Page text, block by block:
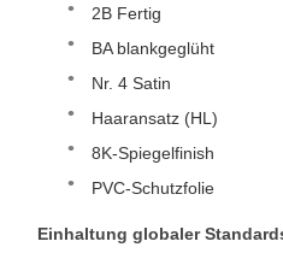
2B Fertig
BA blankgeglüht
Nr. 4 Satin
Haaransatz (HL)
8K-Spiegelfinish
PVC-Schutzfolie
Einhaltung globaler